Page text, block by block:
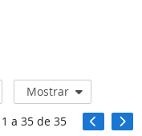
Mostrar
1 a 35de 35